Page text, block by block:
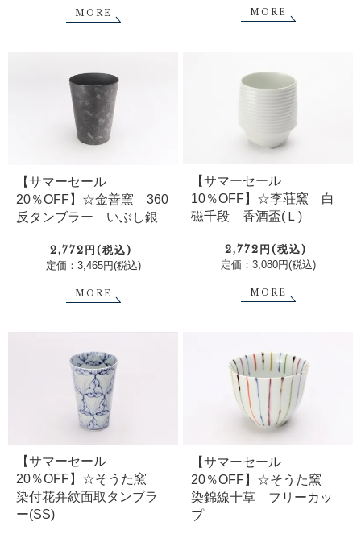
MORE MORE
【サマーセール
20％OFF】☆金善窯 360
反タンブラー いぶし銀
2,772円(税込)
定価：3,465円(税込)
MORE
【サマーセール
10％OFF】☆李荘窯 白
磁千段 香酒盃(Ｌ)
2,772円(税込)
定価：3,080円(税込)
MORE
【サマーセール
20％OFF】☆そうた窯
染付花弁紋面取タンブラ
ー(SS)
【サマーセール
20％OFF】☆そうた窯
染錦線十草 フリーカッ
プ